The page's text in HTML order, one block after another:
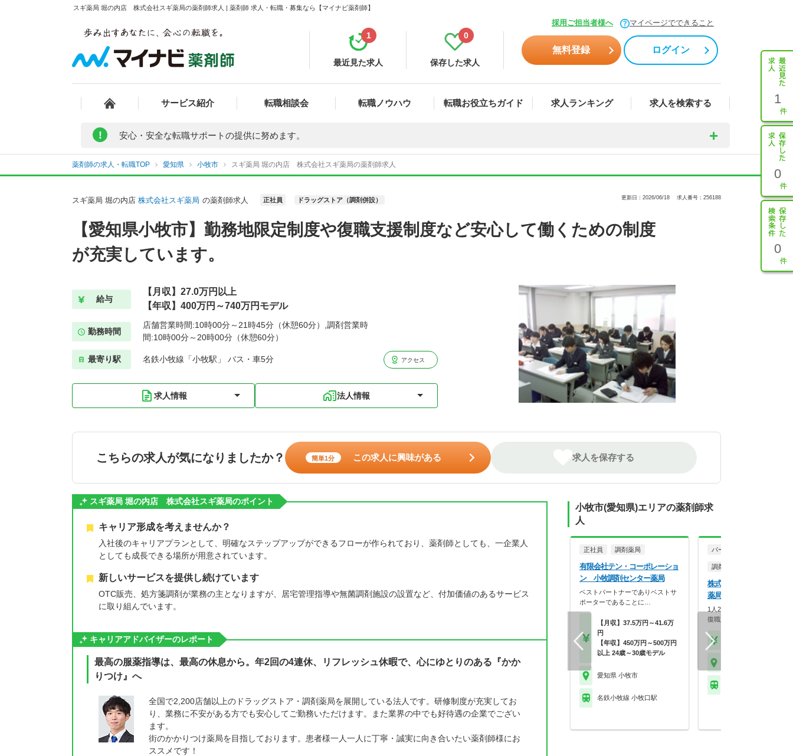
スギ薬局 堀の内店 株式会社スギ薬局の薬剤師求人 | 薬剤師 求人・転職・募集なら【マイナビ薬剤師】
採用ご担当者様へ マイページでできること
最近見た求人
1
保存した求人
0
無料登録 ログイン
サービス紹介 転職相談会 転職ノウハウ 転職お役立ちガイド 求人ランキング 求人を検索する 1
0
0
! 安心・安全な転職サポートの提供に努めます。
薬剤師の求人・転職TOP 愛知県 小牧市 スギ薬局 堀の内店 株式会社スギ薬局の薬剤師求人
スギ薬局 堀の内店 株式会社スギ薬局 の薬剤師求人 正社員 ドラッグストア（調剤併設） 更新日：2026/06/18 求人番号：256188
【愛知県小牧市】勤務地限定制度や復職支援制度など安心して働くための制度
が充実しています。
給与
【月収】27.0万円以上
【年収】400万円～740万円モデル
勤務時間
店舗営業時間:10時00分～21時45分（休憩60分）,調剤営業時
間:10時00分～20時00分（休憩60分）
最寄り駅 名鉄小牧線「小牧駅」 バス・車5分 アクセス
求人情報 法人情報
こちらの求人が気になりましたか？ 簡単1分 この求人に興味がある 求人を保存する
スギ薬局 堀の内店 株式会社スギ薬局のポイント
キャリア形成を考えませんか？
入社後のキャリアプランとして、明確なステップアップができるフローが作られており、薬剤師としても、一企業人
としても成長できる場所が用意されています。
新しいサービスを提供し続けています
OTC販売、処方箋調剤が業務の主となりますが、居宅管理指導や無菌調剤施設の設置など、付加価値のあるサービス
に取り組んでいます。
キャリアアドバイザーのレポート
最高の服薬指導は、最高の休息から。年2回の4連休、リフレッシュ休暇で、心にゆとりのある『かか
りつけ』へ
全国で2,200店舗以上のドラッグストア・調剤薬局を展開している法人です。研修制度が充実してお
り、業務に不安がある方でも安心してご勤務いただけます。また業界の中でも好待遇の企業でござい
ます。
街のかかりつけ薬局を目指しております。患者様一人一人に丁寧・誠実に向き合いたい薬剤師様にお
ススメです！
小牧市(愛知県)エリアの薬剤師求
人
正社員 調剤薬局
有限会社テン・コーポレーショ
ン 小牧調剤センター薬局
ベストパートナーでありベストサ
ポーターであることに…
【月収】37.5万円～41.6万
円
【年収】450万円～500万円
以上 24歳～30歳モデル
愛知県 小牧市
名鉄小牧線 小牧口駅
パート・アルバイト
調剤薬局
株式会社メディカル一光
薬局
1人20枚以下の余裕体制！研
復職支援も充実の安…